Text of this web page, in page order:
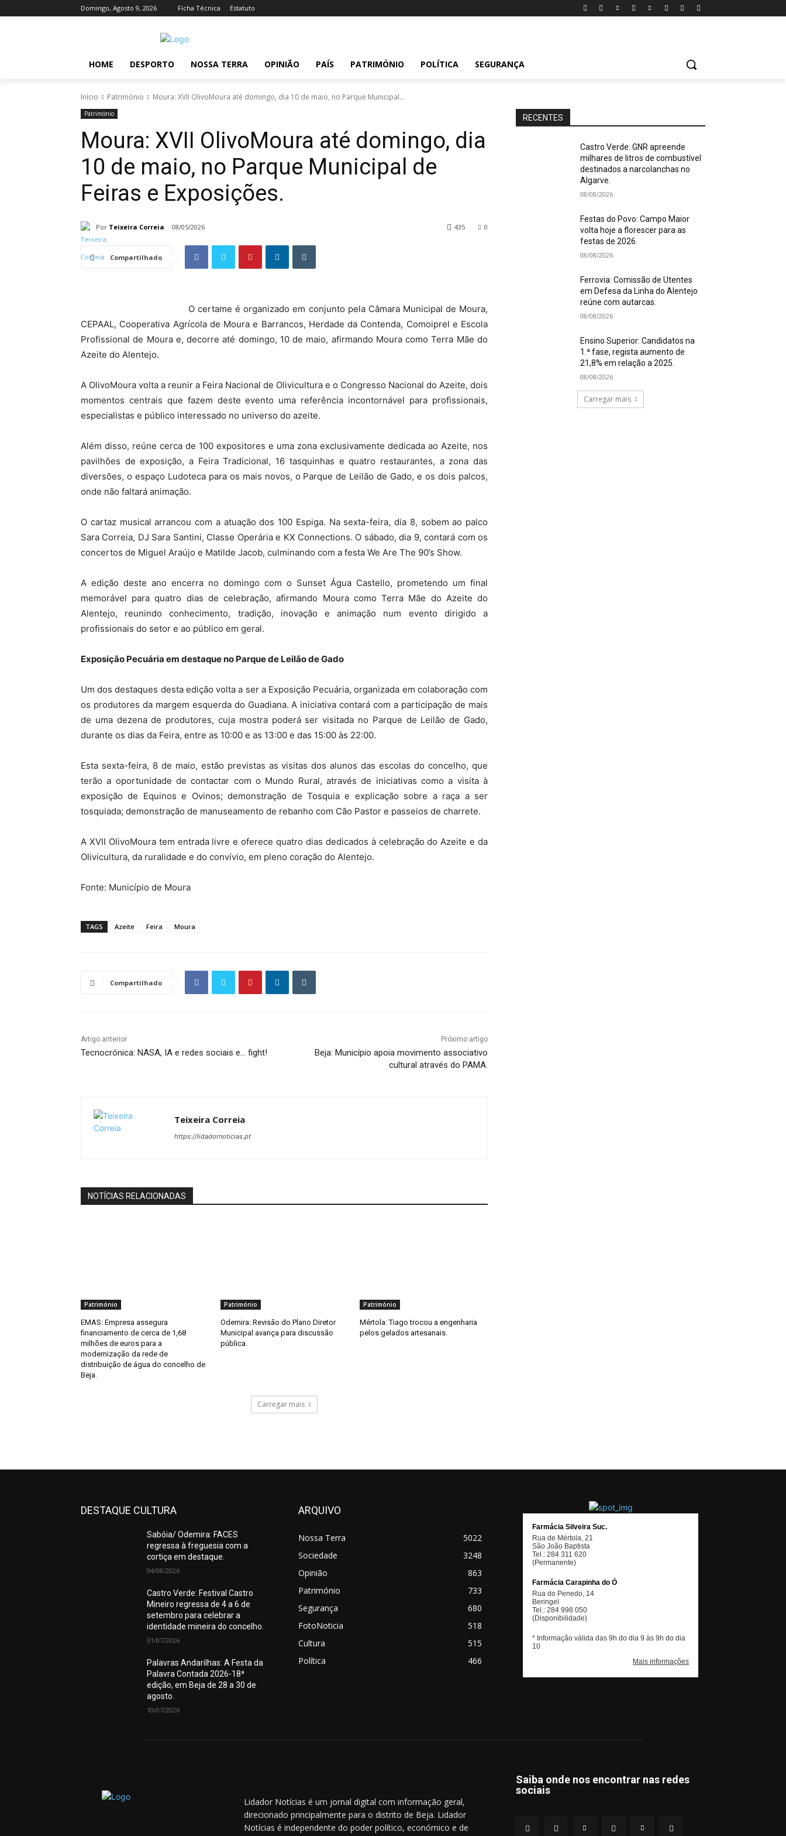
Domingo, Agosto 9, 2026 Ficha Técnica Estatuto
HOME DESPORTO NOSSA TERRA OPINIÃO PAÍS PATRIMÓNIO POLÍTICA SEGURANÇA
Início Património Moura: XVII OlivoMoura até domingo, dia 10 de maio, no Parque Municipal...
Património
Moura: XVII OlivoMoura até domingo, dia
10 de maio, no Parque Municipal de
Feiras e Exposições.
Por Teixeira Correia 08/05/2026 0
435
Compartilhado
O certame é organizado em conjunto pela Câmara Municipal de Moura,
CEPAAL, Cooperativa Agrícola de Moura e Barrancos, Herdade da Contenda, Comoiprel e Escola
Profissional de Moura e, decorre até domingo, 10 de maio, afirmando Moura como Terra Mãe do
Azeite do Alentejo.
A OlivoMoura volta a reunir a Feira Nacional de Olivicultura e o Congresso Nacional do Azeite, dois
momentos centrais que fazem deste evento uma referência incontornável para profissionais,
especialistas e público interessado no universo do azeite.
Além disso, reúne cerca de 100 expositores e uma zona exclusivamente dedicada ao Azeite, nos
pavilhões de exposição, a Feira Tradicional, 16 tasquinhas e quatro restaurantes, a zona das
diversões, o espaço Ludoteca para os mais novos, o Parque de Leilão de Gado, e os dois palcos,
onde não faltará animação.
O cartaz musical arrancou com a atuação dos 100 Espiga. Na sexta-feira, dia 8, sobem ao palco
Sara Correia, DJ Sara Santini, Classe Operária e KX Connections. O sábado, dia 9, contará com os
concertos de Miguel Araújo e Matilde Jacob, culminando com a festa We Are The 90’s Show.
A edição deste ano encerra no domingo com o Sunset Água Castello, prometendo um final
memorável para quatro dias de celebração, afirmando Moura como Terra Mãe do Azeite do
Alentejo, reunindo conhecimento, tradição, inovação e animação num evento dirigido a
profissionais do setor e ao público em geral.
Exposição Pecuária em destaque no Parque de Leilão de Gado
Um dos destaques desta edição volta a ser a Exposição Pecuária, organizada em colaboração com
os produtores da margem esquerda do Guadiana. A iniciativa contará com a participação de mais
de uma dezena de produtores, cuja mostra poderá ser visitada no Parque de Leilão de Gado,
durante os dias da Feira, entre as 10:00 e as 13:00 e das 15:00 às 22:00.
Esta sexta-feira, 8 de maio, estão previstas as visitas dos alunos das escolas do concelho, que
terão a oportunidade de contactar com o Mundo Rural, através de iniciativas como a visita à
exposição de Equinos e Ovinos; demonstração de Tosquia e explicação sobre a raça a ser
tosquiada; demonstração de manuseamento de rebanho com Cão Pastor e passeios de charrete.
A XVII OlivoMoura tem entrada livre e oferece quatro dias dedicados à celebração do Azeite e da
Olivicultura, da ruralidade e do convívio, em pleno coração do Alentejo.
Fonte: Município de Moura
TAGS Azeite Feira Moura
Compartilhado
Artigo anterior
Tecnocrónica: NASA, IA e redes sociais e… fight!
Próximo artigo
Beja: Município apoia movimento associativo
cultural através do PAMA.
Teixeira Correia
https://lidadornoticias.pt
NOTÍCIAS RELACIONADAS
Património
EMAS: Empresa assegura
financiamento de cerca de 1,68
milhões de euros para a
modernização da rede de
distribuição de água do concelho de
Beja.
Património
Odemira: Revisão do Plano Diretor
Municipal avança para discussão
pública.
Património
Mértola: Tiago trocou a engenharia
pelos gelados artesanais.
Carregar mais
RECENTES
Castro Verde: GNR apreende
milhares de litros de combustível
destinados a narcolanchas no
Algarve.
08/08/2026
Festas do Povo: Campo Maior
volta hoje a florescer para as
festas de 2026.
08/08/2026
Ferrovia: Comissão de Utentes
em Defesa da Linha do Alentejo
reúne com autarcas.
08/08/2026
Ensino Superior: Candidatos na
1.ª fase, regista aumento de
21,8% em relação a 2025.
08/08/2026
Carregar mais
DESTAQUE CULTURA
Sabóia/ Odemira: FACES
regressa à freguesia com a
cortiça em destaque.
04/08/2026
Castro Verde: Festival Castro
Mineiro regressa de 4 a 6 de
setembro para celebrar a
identidade mineira do concelho.
31/07/2026
Palavras Andarilhas: A Festa da
Palavra Contada 2026-18ª
edição, em Beja de 28 a 30 de
agosto.
10/07/2026
ARQUIVO
Nossa Terra
5022
Sociedade
3248
Opinião
863
Património
733
Segurança
680
FotoNoticia
518
Cultura
515
Política
466
Lidador Notícias é um jornal digital com informação geral,
direcionado principalmente para o distrito de Beja. Lidador
Notícias é independente do poder político, económico e de
Saiba onde nos encontrar nas redes
sociais